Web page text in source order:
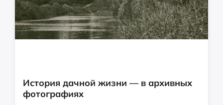
История дачной жизни — в архивных
фотографиях